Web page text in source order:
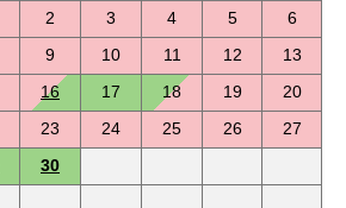
2 3 4 5
6
9 10 11 12
13
16 17 18 19
20
23 24 25 26
27
30